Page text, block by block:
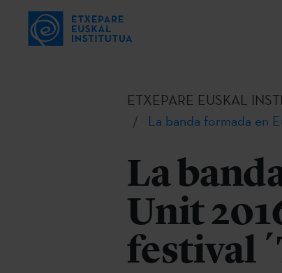
ETXEPARE EUSKAL
La banda formada en
La
Unit
festival